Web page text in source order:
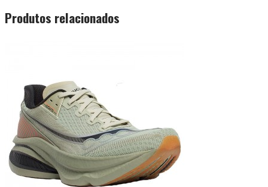
Produtos relacionados